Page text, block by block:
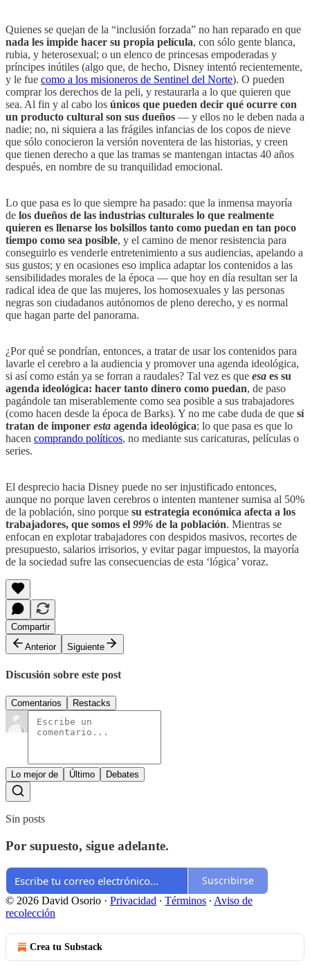
Quienes se quejan de la “inclusión forzada” no han reparado en que
nada les impide hacer su propia película, con sólo gente blanca,
rubia, y heterosexual; o un elenco de princesas empoderadas y
príncipes inútiles (algo que, de hecho, Disney intentó recientemente,
y le fue como a los misioneros de Sentinel del Norte). O pueden
comprar los derechos de la peli, y restaurarla a lo que quieren que
sea. Al fin y al cabo los únicos que pueden decir qué ocurre con
un producto cultural son sus dueños — y ellos no le deben nada a
nadie; no, ni siquiera a las frágiles infancias de los copos de nieve
que sólo conocieron la versión noventera de las historias, y creen
que tienen derecho a que las tramas se mantengan intactas 40 años
después, en nombre de su tranquilidad emocional.
Lo que pasa es lo que siempre ha pasado: que la inmensa mayoría
de los dueños de las industrias culturales lo que realmente
quieren es llenarse los bolsillos tanto como puedan en tan poco
tiempo como sea posible, y el camino de menor resistencia para
conseguirlo es venderle entretenimiento a sus audiencias, apelando a
sus gustos; y en ocasiones eso implica adaptar los contenidos a las
sensibilidades morales de la época — que hoy en día resultan ser la
radical idea de que las mujeres, los homosexuales y las personas
negras son ciudadanos autónomos de pleno derecho, y es normal
que hagan parte del panorama.
¿Por qué se pondrían, entonces, a tratar de usar los contenidos para
lavarle el cerebro a la audiencia y promover una agenda ideológica,
si así como están ya se forran a raudales? Tal vez es que esa es su
agenda ideológica: hacer tanto dinero como puedan, de paso
pagándole tan miserablemente como sea posible a sus trabajadores
(como hacen desde la época de Barks). Y no me cabe duda de que sí
tratan de imponer esta agenda ideológica; lo que pasa es que lo
hacen comprando políticos, no mediante sus caricaturas, películas o
series.
El desprecio hacia Disney puede no ser injustificado entonces,
aunque no porque laven cerebros o intenten mantener sumisa al 50%
de la población, sino porque su estrategia económica afecta a los
trabajadores, que somos el 99% de la población. Mientras se
enfocan en explotar trabajadores con despidos masivos, recortes de
presupuesto, salarios irrisorios, y evitar pagar impuestos, la mayoría
de la sociedad sufre las consecuencias de esta ‘lógica’ voraz.
Compartir
Anterior
Siguiente
Discusión sobre este post
Comentarios Restacks
Lo mejor de Último Debates
Sin posts
Por supuesto, sigue adelante.
Suscribirse
© 2026 David Osorio · Privacidad ∙ Términos ∙ Aviso de
recolección
Crea tu Substack